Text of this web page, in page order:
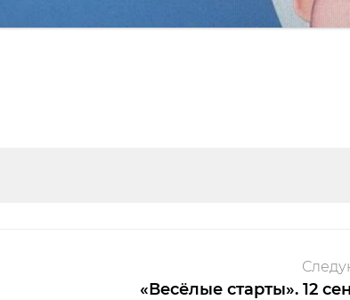
«Весёлые старты». 12